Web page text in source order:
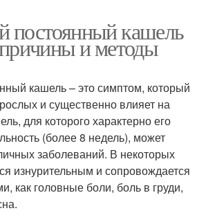
постоянный кашель
и методы
кашель – это симптом, который
и существенно влияет на
для которого характерно его
(более 8 недель), может
заболеваний. В некоторых
изнурительным и сопровождается
как головные боли, боль в груди,